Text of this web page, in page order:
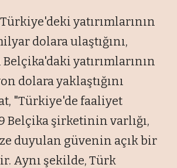
yatırımlarının
dolara ulaştığını,
yatırımlarının
dolara yaklaştığını
"Türkiye'de faaliyet
Belçika şirketinin varlığı,
duyulan güvenin açık bir
Aynı şekilde, Türk